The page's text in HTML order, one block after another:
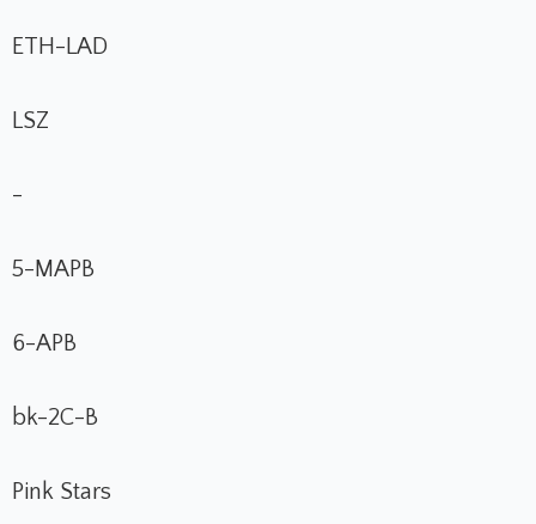
ETH-LAD
LSZ
-
5-MAPB
6-APB
bk-2C-B
Pink Stars